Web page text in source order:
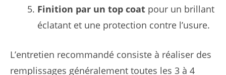
Finition par un top coat pour un brillant
éclatant et une protection contre l’usure.
L’entretien recommandé consiste à réaliser des
remplissages généralement toutes les 3 à 4